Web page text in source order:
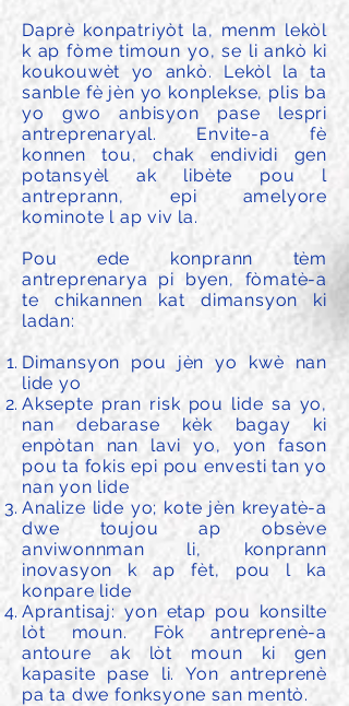
Daprè konpatriyòt la, menm lekòl
k ap fòme timoun yo, se li ankò ki
koukouwèt yo ankò. Lekòl la ta
sanble fè jèn yo konplekse, plis ba
yo gwo anbisyon pase lespri
antreprenaryal. Envite-a fè
konnen tou, chak endividi gen
potansyèl ak libète pou l
antreprann, epi amelyore
kominote l ap viv la.
Pou ede konprann tèm
antreprenarya pi byen, fòmatè-a
te chikannen kat dimansyon ki
ladan:
Dimansyon pou jèn yo kwè nan
lide yo
Aksepte pran risk pou lide sa yo,
nan debarase kèk bagay ki
enpòtan nan lavi yo, yon fason
pou ta fokis epi pou envesti tan yo
nan yon lide
Analize lide yo; kote jèn kreyatè-a
dwe toujou ap obsève
anviwonnman li, konprann
inovasyon k ap fèt, pou l ka
konpare lide
Aprantisaj: yon etap pou konsilte
lòt moun. Fòk antreprenè-a
antoure ak lòt moun ki gen
kapasite pase li. Yon antreprenè
pa ta dwe fonksyone san mentò.